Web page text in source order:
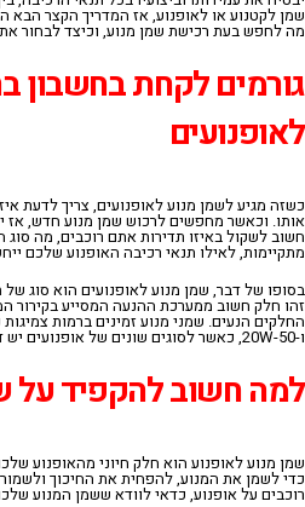
שמן לקטנוע או לאופנוע, אז המדריך הקצר
מה לחפש בעת רכישת שמן מנוע, וכיצד לבחור
גורמיםלקחתבחשבון
לאופנועים
כשזה מגיע לשמן מנוע לאופנועים, צריך לדעת
אותו. וכאשר מחפשים לרכוש שמן מנוע חדש, אז
חשוב לשקול באיזו תדירות אתם רוכבים, מה
מתקיימות, לאילו תנאי רכיבה האופנוע שלכם
בסופו של דבר, שמן מנוע לאופנועים הוא סוג
זהו חלק חשוב ממערכת ההנעה המסייע בקירור
החלקים הנעים. שמני מנוע זמינים ברמות צמיגות
ו-20W-50 , כאשר לסוגים שונים של אופנועים
למהחשובלהקפידעל
שמן מנוע לאופנוע הוא חלק חיוני מהאופנוע
כדי לשמן את המנוע, להפחית את החיכוך
רוכבים על אופנוע, כדאי לוודא ששמן המנוע